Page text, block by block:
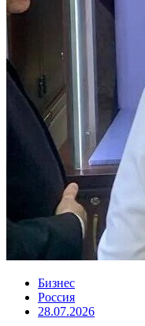
Бизнес
Россия
28.07.2026